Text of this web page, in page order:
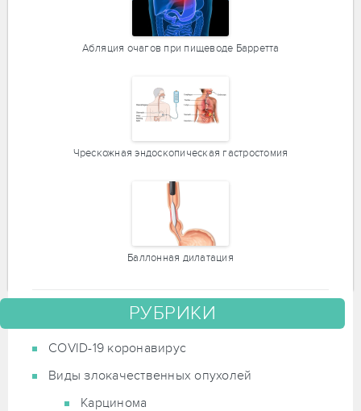
Абляция очагов при пищеводе Барретта
Чрескожная эндоскопическая гастростомия
Баллонная дилатация
РУБРИКИ
COVID-19 коронавирус
Виды злокачественных опухолей
Карцинома